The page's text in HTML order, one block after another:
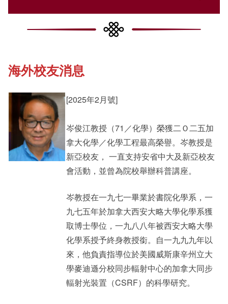
《新亞簡訊》
《新亞書院概覽》
其他書院出版
新亞影集
Cultural Topics
Student Development
Staff Engagement
Alumni Connections
海外校友消息
[2025年2月號]
岑俊江教授（71／化學）榮獲二Ｏ二五加
拿大化學／化學工程最高榮譽。岑教授是
新亞校友， 一直支持安省中大及新亞校友
會活動，並曾為院校舉辦科普講座。
岑教授在一九七一畢業於書院化學系，一
九七五年於加拿大西安大略大學化學系獲
取博士學位，一九八八年被西安大略大學
化學系授予終身教授銜。自一九九九年以
來，他負責指導位於美國威斯康辛州立大
學麥迪遜分校同步輻射中心的加拿大同步
輻射光裝置（CSRF）的科學研究。